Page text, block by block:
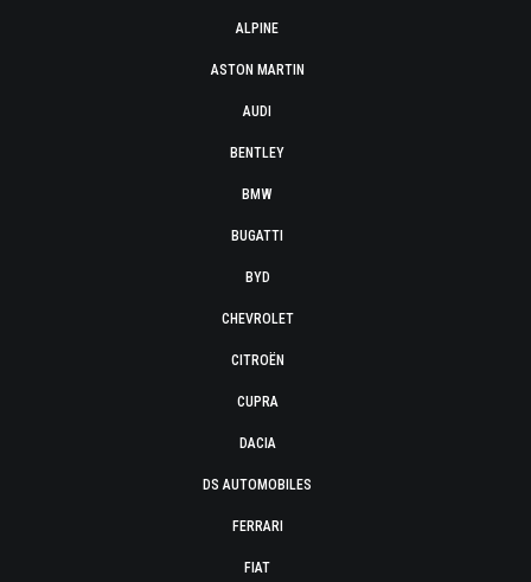
ALPINE
ASTON MARTIN
AUDI
BENTLEY
BMW
BUGATTI
BYD
CHEVROLET
CITROËN
CUPRA
DACIA
DS AUTOMOBILES
FERRARI
FIAT